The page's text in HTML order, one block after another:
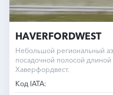
HAVERFORDWEST
Небольшой региональный
посадочной полосой
Хаверфордвест.
Код IATA: